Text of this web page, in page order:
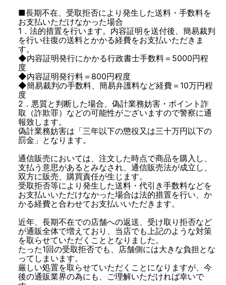
■長期不在、受取拒否により発生した送料・手数料を
お支払いただけなかった場合
1．法的措置を行います。内容証明を送付後、簡易裁判
を行い往復の送料とかかる経費をお支払いただきま
す。
◆内容証明発行にかかる行政書士手数料＝5000円程
度
◆内容証明発行料＝800円程度
◆簡易裁判の手数料、簡易弁護料など経費＝10万円程
度
2．悪質と判断した場合、偽計業務妨害・ポイント詐
取（詐欺罪）などの可能性がございますので警察に通
報致します。
偽計業務妨害は「三年以下の懲役又は三十万円以下の
罰金」となります。
通信販売においては、注文した時点で商品を購入し、
支払う意思があるとみなされ、通信販売法が成立し、
双方に販売、購買責任が生じます。
受取拒否等により発生した送料・代引き手数料などを
お支払いいただけなかった場合は法的措置を行い、か
かる経費と合わせてお支払いいただきます。
近年、長期不在での店舗への返送、受け取り拒否など
が通販全体で増えており、当店でも上記のような対策
を取らせていただくこととなりました。
たった1回の受取拒否でも、店舗側には大きな負担とな
ってしまいます。
厳しい処置を取らせていただくことになりますが、今
後の通販業界の為にも、ご理解いただければ幸いで